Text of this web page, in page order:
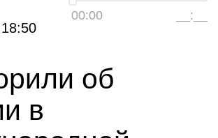
00:00 __:__
18:50
об
в